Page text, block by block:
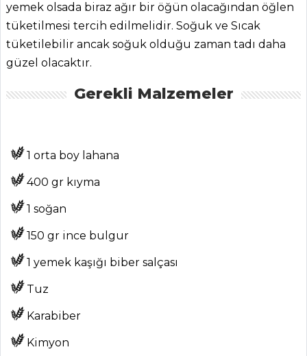
BLOG
Aktüel
Chefs
Haber
ŞEFİN TARİFLERİ
Tüm
Kategoriler
yemek olsada biraz ağır bir öğün olacağından öğlen
tüketilmesi tercih edilmelidir. Soğuk ve Sıcak
tüketilebilir ancak soğuk olduğu zaman tadı daha
güzel olacaktır.
Gerekli Malzemeler
1 orta boy lahana
400 gr kıyma
1 soğan
150 gr ince bulgur
1 yemek kaşığı biber salçası
Tuz
Karabiber
Kimyon